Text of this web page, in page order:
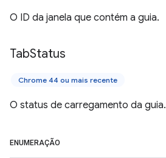
O ID da janela que contém a guia.
TabStatus
Chrome 44 ou mais recente
O status de carregamento da guia.
ENUMERAÇÃO